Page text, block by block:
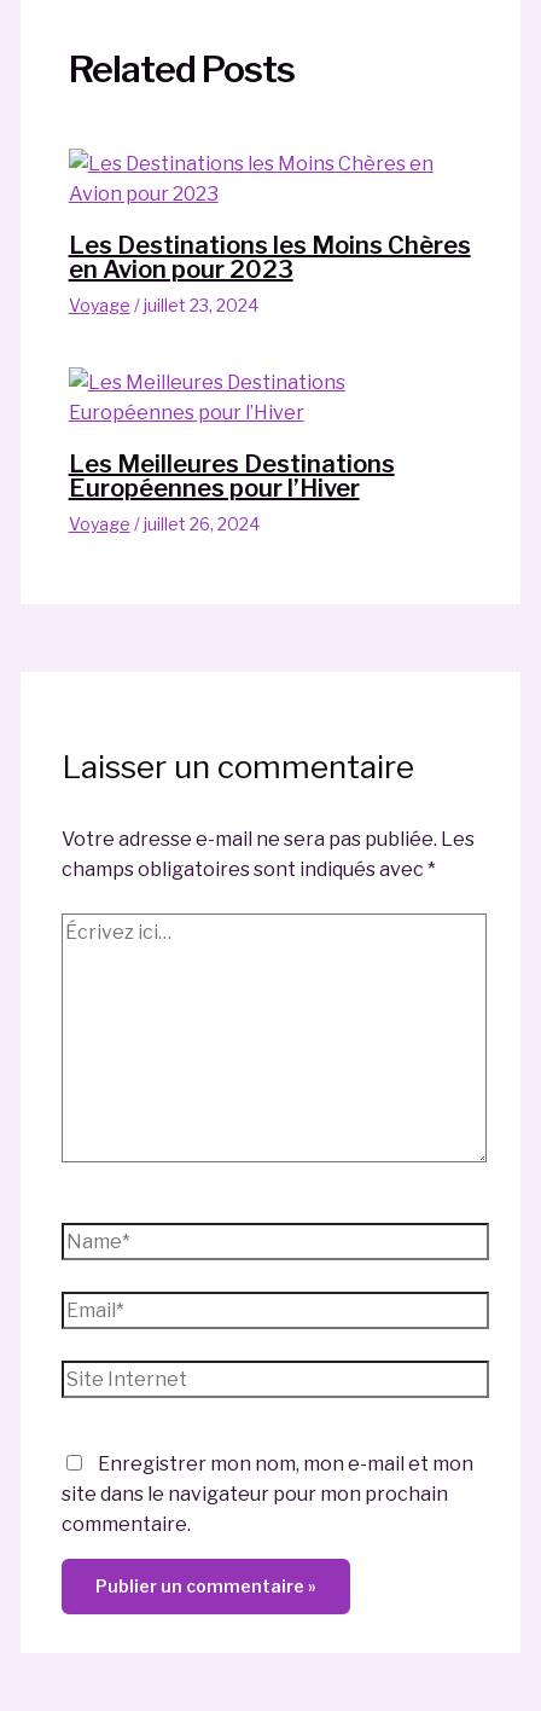
Related Posts
Les Destinations les Moins Chères
en Avion pour 2023
Voyage /juillet 23, 2024
Les Meilleures Destinations
Européennes pour l’Hiver
Voyage /juillet 26, 2024
Laisser un commentaire
Votre adresse e-mail ne sera pas publiée. Les
champs obligatoires sont indiqués avec *
Écrivez
Name*
Email*
Site
Internet
Enregistrer mon nom, mon e-mail et mon
site dans le navigateur pour mon prochain
commentaire.